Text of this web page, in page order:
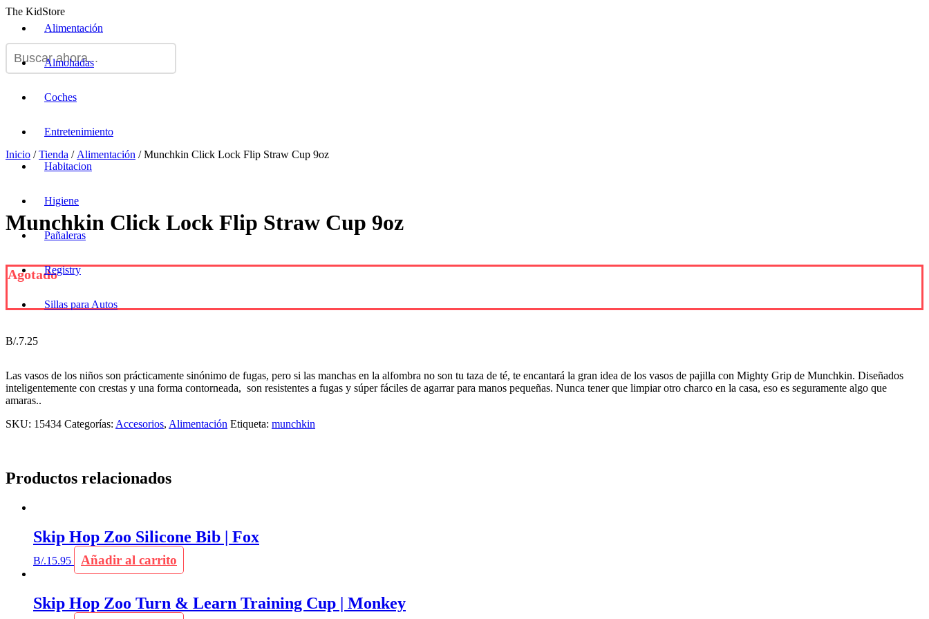
The KidStore
Alimentación
Almohadas
Coches
Entretenimiento
Habitacion
Higiene
Pañaleras
Registry
Sillas para Autos
Inicio /Tienda / Alimentación / Munchkin Click Lock Flip Straw Cup 9oz
Munchkin Click Lock Flip Straw Cup 9oz
B/.7.25
Las vasos de los niños son prácticamente sinónimo de fugas, pero si las manchas en la alfombra no son tu taza de té, te encantará la gran idea de los vasos de pajilla con Mighty Grip de Munchkin. Diseñados
inteligentemente con crestas y una forma contorneada, son resistentes a fugas y súper fáciles de agarrar para manos pequeñas. Nunca tener que limpiar otro charco en la casa, eso es seguramente algo que
amaras..
Agotado
SKU: 15434 Categorías: Accesorios, Alimentación Etiqueta: munchkin
Productos relacionados
Skip Hop Zoo Silicone Bib | Fox
B/.15.95 Añadir al carrito
Skip Hop Zoo Turn & Learn Training Cup | Monkey